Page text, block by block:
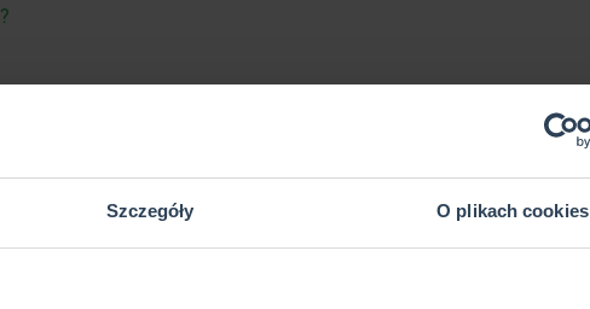
Szczegóły O plikach cookies
IF (Improved Flexion) i VF
opony do ciągnika radialnej, jak i
bardziej elastyczne niż w
w trudnych warunkach, a do tego
plony.